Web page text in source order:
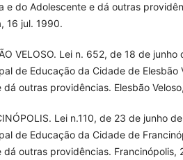
e do Adolescente e dá outras
16 jul. 1990.
VELOSO. Lei n. 652, de 18 de
de Educação da Cidade de
dá outras providências. Elesbão
Lei n.110, de 23 de junho
de Educação da Cidade de
dá outras providências. Francinópolis,